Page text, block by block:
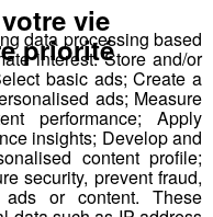
a vous de faire le
repartir avec vos
dans la région !
la journée pour
jour à 8h45 et 17h45.
24 09
data processing based
interest: Store and/or
basic ads; Create a
ads; Measure
performance; Apply
insights; Develop and
content profile;
security, prevent fraud,
or content. These
vie
priorité